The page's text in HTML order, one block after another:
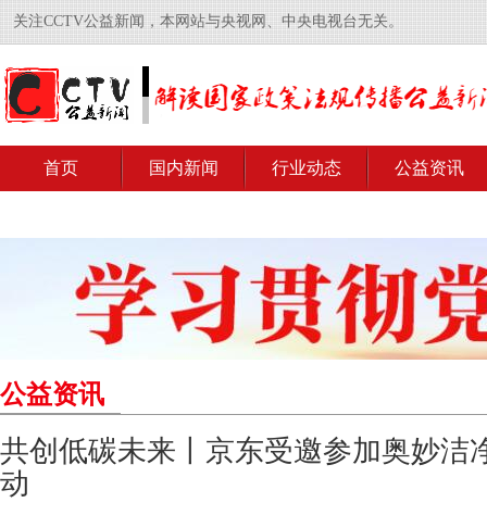
关注CCTV公益新闻，本网站与央视网、中央电视台无关。
首页 国内新闻 行业动态 公益资讯
公益资讯
共创低碳未来丨京东受邀参加奥妙洁
动